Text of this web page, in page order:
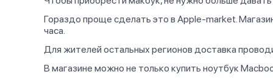
ядер)
Apple M2 Pro (19
ядер)
6
Apple M2 Pro Max
6
Гораздо проще сделать это в Apple-market.
часа.
Для жителей остальных регионов доставка
В магазине можно не только купить ноутбук